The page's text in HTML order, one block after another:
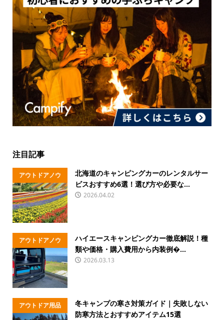
注目記事
アウトドアノウ
ハウ
北海道のキャンピングカーのレンタルサー
ビスおすすめ6選！選び方や必要な...
2026.04.02
アウトドアノウ
ハウ
ハイエースキャンピングカー徹底解説！種
類や価格・購入費用から内装例�...
2026.03.13
アウトドア用品
冬キャンプの寒さ対策ガイド｜失敗しない
防寒方法とおすすめアイテム15選